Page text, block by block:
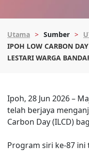
Utama Sumber
IPOH LOW CARBON
LESTARI WARGA
Ipoh, 28 Jun 2026 –
telah berjaya
Carbon Day (ILCD)
Program siri ke-87